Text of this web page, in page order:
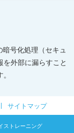
号化処理（セキュ
を外部に漏らすこと
サイトマップ
ストレーニング